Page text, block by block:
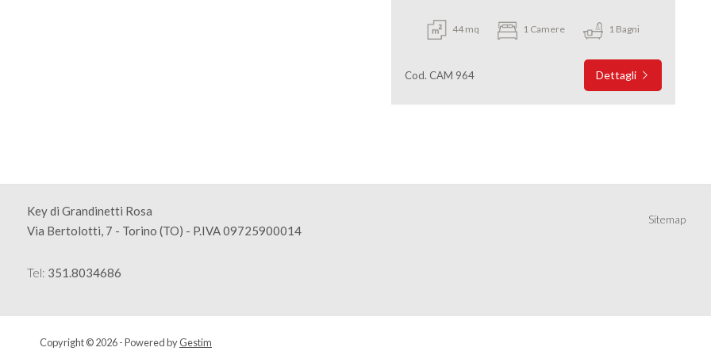
44 mq 1 Camere 1 Bagni
Cod. CAM 964 Dettagli
Key di Grandinetti Rosa
Via Bertolotti, 7 - Torino (TO) - P.IVA 09725900014
Tel: 351.8034686
Sitemap
Copyright © 2026 - Powered byGestim